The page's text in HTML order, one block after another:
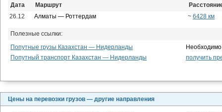
Дата Маршрут
26.12
Алматы — Роттердам ~ 6428 км
Полезные ссылки:
Попутные грузы Казахстан — Нидерланды
Попутный транспорт Казахстан — Нидерланды
получить
Цены на перевозки грузов — другие направления